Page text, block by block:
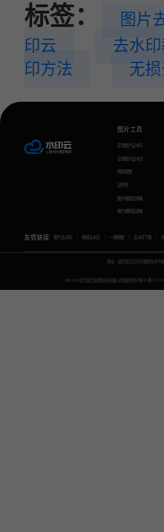
标签： 图片
印云
去水
印方法
无
图片工具
在线图片去水印
在线图片加水印
智能抠图
证件照
图片模糊变清晰
图片模糊变清晰
友情链接 图片去水印 视频去水印 一键抠图 去水印下载
地址：湖北省武汉市东湖新技术
©2020武汉联合创想科技有限公司版权所有 鄂ICP备